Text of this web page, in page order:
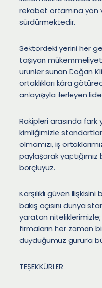
rekabet ortamına yön
sürdürmektedir.
Sektördeki yerini her
taşıyan
ürünler sunan Doğan
ortaklıkları kâra
anlayışıyla ilerleyen
Rakipleri arasında
kimliğimizle
olmamızı, iş
paylaşarak yaptığımız
borçluyuz.
Karşılıklı güven
bakış açısını dünya
yaratan
firmaların her zaman
duyduğumuz gururla
TEŞEKKÜRLER